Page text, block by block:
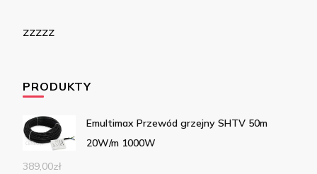
zzzzz
PRODUKTY
Emultimax Przewód grzejny SHTV 50m
20W/m 1000W
389,00zł